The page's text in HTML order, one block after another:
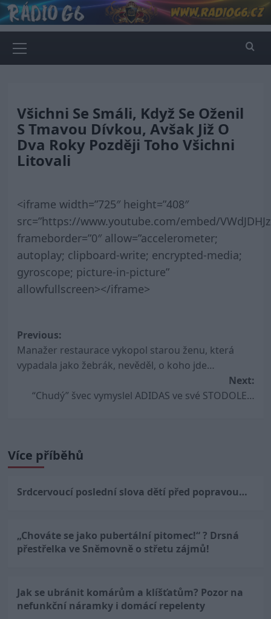
Skip
to
content
Menu
Všichni Se Smáli, Když Se Oženil
S Tmavou Dívkou, Avšak Již O
Dva Roky Později Toho Všichni
Litovali
<iframe width=”725″ height=”408″
src=”https://www.youtube.com/embed/
frameborder=”0″ allow=”accelerometer;
autoplay; clipboard-write; encrypted-media;
gyroscope; picture-in-picture”
allowfullscreen></iframe>
Post
navigation
Previous:
Manažer restaurace vykopol starou ženu, která
vypadala jako žebrák, nevěděl, o koho jde…
Next:
“Chudý” švec vymyslel ADIDAS ve své STODOLE…
Více příběhů
Srdcervoucí poslední slova dětí před popravou…
„Chováte se jako pubertální pitomec!“ ? Drsná
přestřelka ve Sněmovně o střetu zájmů!
Jak se ubránit komárům a klíšťatům? Pozor na
nefunkční náramky i domácí repelenty